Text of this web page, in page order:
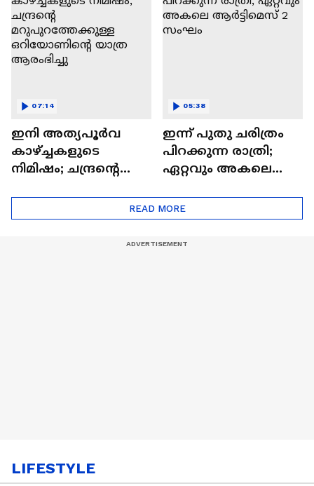
ഇനി അത്യപൂര്‍വ
കാഴ്ച്ചകളുടെ
നിമിഷം; ചന്ദ്രന്റെ
ഒറിയോണിന്റെ യാത്ര
ആരംഭിച്ചു
07:14
ഇന്ന് പുതു ചരിത്രം
പിറക്കുന്ന രാത്രി;
ഏറ്റവും അകലെ
05:38
READ MORE
LIFESTYLE